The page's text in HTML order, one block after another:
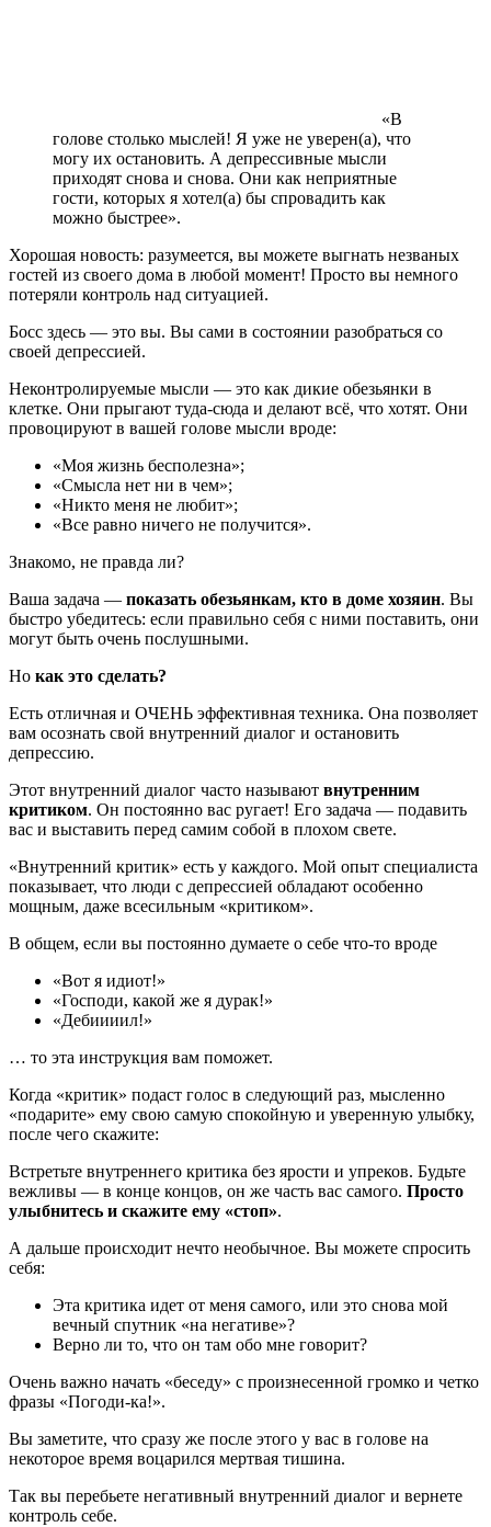
«В
голове столько мыслей! Я уже не уверен(а), что
могу их остановить. А депрессивные мысли
приходят снова и снова. Они как неприятные
гости, которых я хотел(а) бы спровадить как
можно быстрее».
Хорошая новость: разумеется, вы можете выгнать незваных
гостей из своего дома в любой момент! Просто вы немного
потеряли контроль над ситуацией.
Босс здесь — это вы. Вы сами в состоянии разобраться со
своей депрессией.
Неконтролируемые мысли — это как дикие обезьянки в
клетке. Они прыгают туда-сюда и делают всё, что хотят. Они
провоцируют в вашей голове мысли вроде:
«Моя жизнь бесполезна»;
«Смысла нет ни в чем»;
«Никто меня не любит»;
«Все равно ничего не получится».
Знакомо, не правда ли?
Ваша задача — показать обезьянкам, кто в доме хозяин. Вы
быстро убедитесь: если правильно себя с ними поставить, они
могут быть очень послушными.
Но как это сделать?
Есть отличная и ОЧЕНЬ эффективная техника. Она позволяет
вам осознать свой внутренний диалог и остановить
депрессию.
Этот внутренний диалог часто называют внутренним
критиком. Он постоянно вас ругает! Его задача — подавить
вас и выставить перед самим собой в плохом свете.
«Внутренний критик» есть у каждого. Мой опыт специалиста
показывает, что люди с депрессией обладают особенно
мощным, даже всесильным «критиком».
В общем, если вы постоянно думаете о себе что-то вроде
«Вот я идиот!»
«Господи, какой же я дурак!»
«Дебиииил!»
… то эта инструкция вам поможет.
Когда «критик» подаст голос в следующий раз, мысленно
«подарите» ему свою самую спокойную и уверенную улыбку,
после чего скажите:
Встретьте внутреннего критика без ярости и упреков. Будьте
вежливы — в конце концов, он же часть вас самого. Просто
улыбнитесь и скажите ему «стоп».
А дальше происходит нечто необычное. Вы можете спросить
себя:
Эта критика идет от меня самого, или это снова мой
вечный спутник «на негативе»?
Верно ли то, что он там обо мне говорит?
Очень важно начать «беседу» с произнесенной громко и четко
фразы «Погоди-ка!».
Вы заметите, что сразу же после этого у вас в голове на
некоторое время воцарился мертвая тишина.
Так вы перебьете негативный внутренний диалог и вернете
контроль себе.